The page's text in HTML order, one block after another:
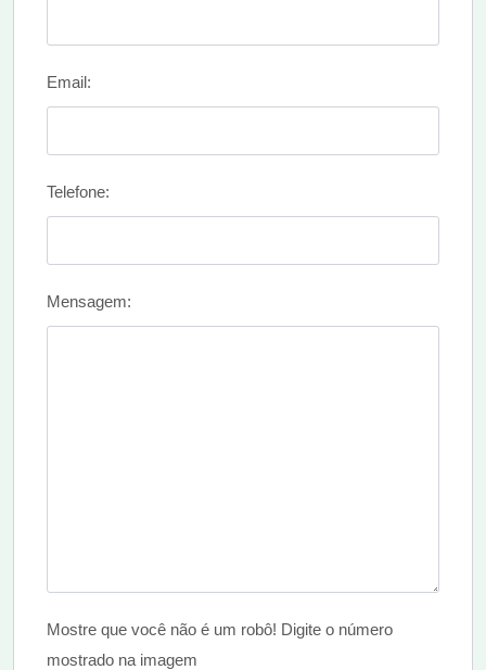
Email:
Telefone:
Mensagem:
Mostre que você não é um robô! Digite o número
mostrado na imagem